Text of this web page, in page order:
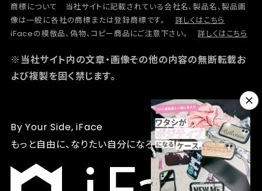
商標について 当社サイトに記載されている会社名、製品名、製品画
像は一般に各社の商標または登録商標です。
詳しくはこちら
iFaceの模倣品、偽物、コピー商品にご注意下さい。
詳しくはこちら
※当社サイト内の文章・画像その他の内容の無断転載お
よび複製を固く禁じます。
By Your Side, iFace
もっと自由に、なりたい自分になろう